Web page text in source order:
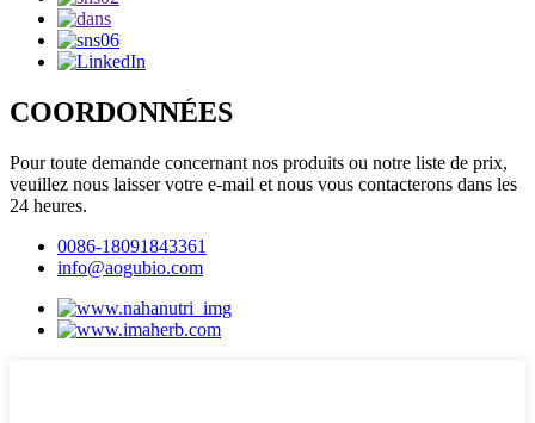
COORDONNÉES
Pour toute demande concernant nos produits ou notre liste de prix,
veuillez nous laisser votre e-mail et nous vous contacterons dans les
24 heures.
0086-18091843361
info@aogubio.com